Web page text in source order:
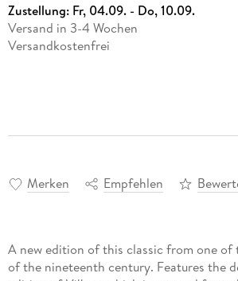
Zustellung: Fr, 04.09. - Do, 10.09.
Versand in 3-4 Wochen
Versandkostenfrei
Merken Empfehlen
A new edition of this classic from one of
of the nineteenth century. Features the